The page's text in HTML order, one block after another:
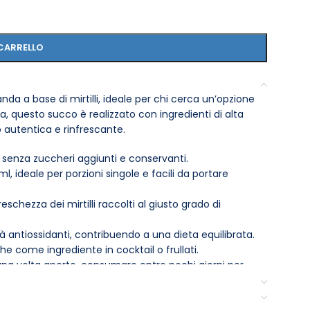
a base di mirtilli, ideale per chi cerca un’opzione
questo succo è realizzato con ingredienti di alta
autentica e rinfrescante.
zuccheri aggiunti e conservanti.
ideale per porzioni singole e facili da portare
dei mirtilli raccolti al giusto grado di
antiossidanti, contribuendo a una dieta equilibrata.
come ingrediente in cocktail o frullati.
volta aperto, consumare entro pochi giorni per
di mirtillo Zuegg con ghiaccio o come base per